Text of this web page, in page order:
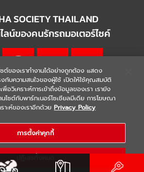
SOCIETY THAILAND
น์ของคนรักรถมอเตอร์ไซค์
| Terms & Conditions
YAMAHA MOTOR CO.,LTD. ALL RIGHTS
RESERVED
ซต์ของเราทำงานได้อย่างถูกต้อง แสดง
กับความสนใจของผู้ใช้ เปิดให้ใช้คุณสมบัติ
พื่อวิเคราะห์การเข้าถึงข้อมูลของเรา เรายัง
ไซต์กับพาร์ทเนอร์โซเชียลมีเดีย การโฆษณา
าะห์ของเราอีกด้วย Privacy Policy
การตั้งค่าคุกกี้